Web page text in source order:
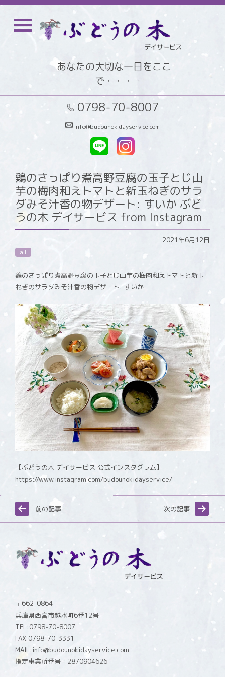
あなたの大切な一日をここ
で・・・
0798-70-8007
info@budounokidayservice.com
鶏のさっぱり煮高野豆腐の玉子とじ山
芋の梅肉和えトマトと新玉ねぎのサラ
ダみそ汁香の物デザート: すいか ぶど
うの木 デイサービス from Instagram
2021年6月12日
all
鶏のさっぱり煮高野豆腐の玉子とじ山芋の梅肉和えトマトと新玉
ねぎのサラダみそ汁香の物デザート: すいか
【ぶどうの木 デイサービス 公式インスタグラム】
https://www.instagram.com/budounokidayservice/
前の記事 次の記事
〒662-0864
兵庫県西宮市越水町6番12号
TEL:0798-70-8007
FAX:0798-70-3331
MAIL:info@budounokidayservice.com
指定事業所番号：2870904626